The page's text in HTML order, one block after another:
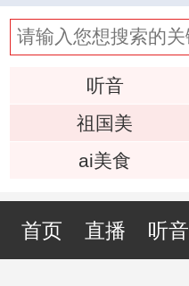
听音
祖国美
ai美食
首页 直播 听音